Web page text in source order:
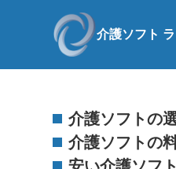
介護ソフト
介護ソフトの
介護ソフトの